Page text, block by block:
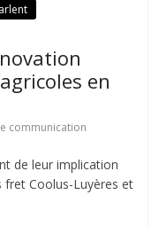
en
communication
de leur implication
fret Coolus-Luyères et